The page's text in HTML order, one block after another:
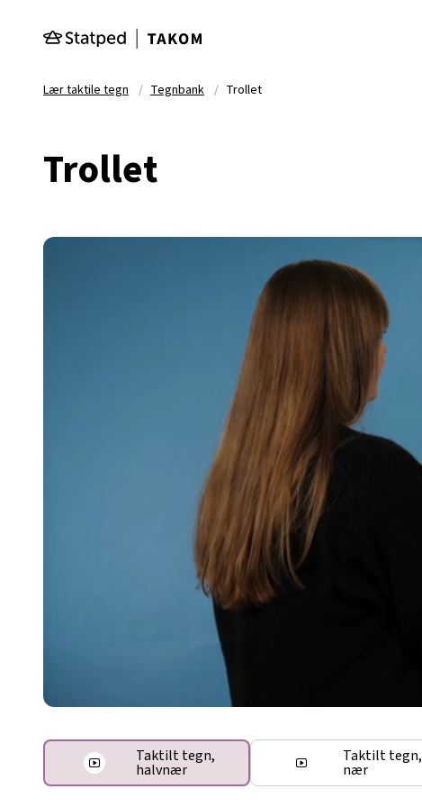
Lær taktile tegn Tegnbank Trollet
Trollet
Taktilt tegn,
halvnær
Taktilt tegn,
nær